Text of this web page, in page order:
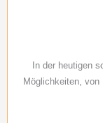
In der heutigen
Möglichkeiten,